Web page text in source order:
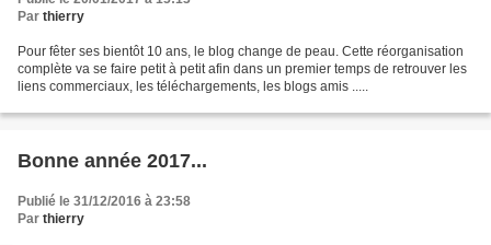
Par thierry
Pour fêter ses bientôt 10 ans, le blog change de peau. Cette réorganisation
complète va se faire petit à petit afin dans un premier temps de retrouver les
liens commerciaux, les téléchargements, les blogs amis .....
Bonne année 2017...
Publié le 31/12/2016 à 23:58
Par thierry